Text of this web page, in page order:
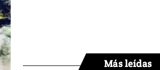
Más leídas